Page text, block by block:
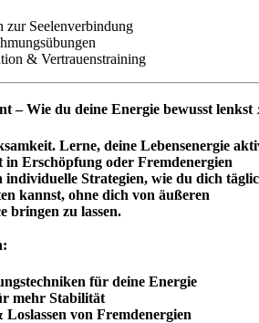
zur Seelenverbindung
& Vertrauenstraining
– Wie du deine Energie bewusst lenkst
Lerne, deine Lebensenergie
in Erschöpfung oder Fremdenergien
individuelle Strategien, wie du dich
kannst, ohne dich von äußeren
bringen zu lassen.
für deine Energie
mehr Stabilität
Loslassen von Fremdenergien